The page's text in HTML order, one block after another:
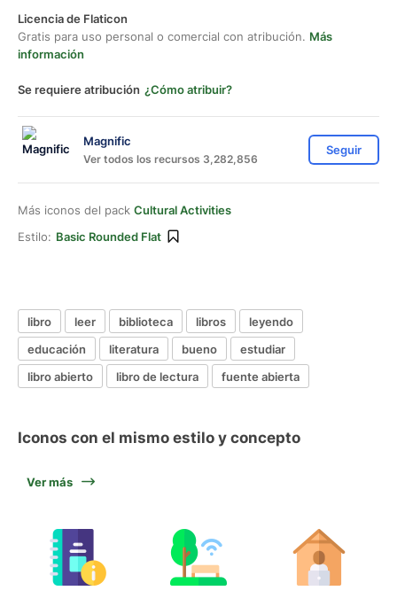
Licencia de Flaticon
Gratis para uso personal o comercial con atribución. Más
información
Se requiere atribución ¿Cómo atribuir?
Magnific
Ver todos los recursos 3,282,856
Seguir
Más iconos del pack Cultural Activities
Estilo: Basic Rounded Flat
libro leer biblioteca libros
leyendo
educación
literatura bueno
estudiar
libro abierto
libro de lectura fuente abierta
Iconos con el mismo estilo y concepto
Ver más